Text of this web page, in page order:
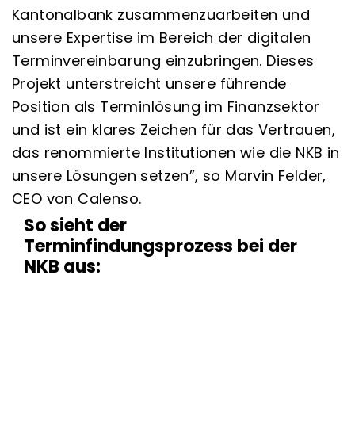
Kantonalbank zusammenzuarbeiten und
unsere Expertise im Bereich der digitalen
Terminvereinbarung einzubringen. Dieses
Projekt unterstreicht unsere führende
Position als Terminlösung im Finanzsektor
und ist ein klares Zeichen für das Vertrauen,
das renommierte Institutionen wie die NKB in
unsere Lösungen setzen”, so Marvin Felder,
CEO von Calenso.
So sieht der
Terminfindungsprozess bei der
NKB aus: